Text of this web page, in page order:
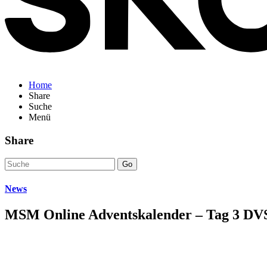
Home
Share
Suche
Menü
Share
Go
News
MSM Online Adventskalender – Tag 3